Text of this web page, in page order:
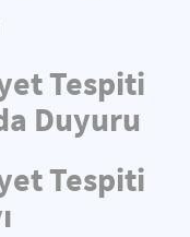
Tespiti
Duyuru
Tespiti